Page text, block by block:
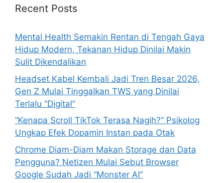
h
r
:
Recent Posts
Mental Health Semakin Rentan di Tengah Gaya
Hidup Modern, Tekanan Hidup Dinilai Makin
Sulit Dikendalikan
Headset Kabel Kembali Jadi Tren Besar 2026,
Gen Z Mulai Tinggalkan TWS yang Dinilai
Terlalu “Digital”
“Kenapa Scroll TikTok Terasa Nagih?” Psikolog
Ungkap Efek Dopamin Instan pada Otak
Chrome Diam-Diam Makan Storage dan Data
Pengguna? Netizen Mulai Sebut Browser
Google Sudah Jadi “Monster AI”